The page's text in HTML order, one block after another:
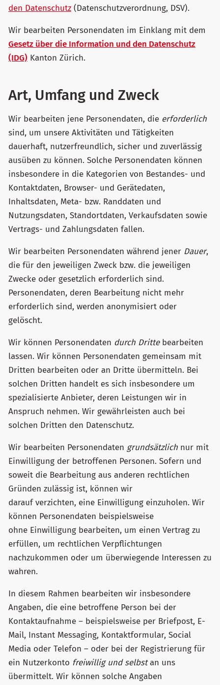
den Datenschutz (Datenschutzverordnung, DSV).
Wir bearbeiten Personendaten im Einklang mit dem
Gesetz über die Information und den Datenschutz
(IDG) Kanton Zürich.
Art, Umfang und Zweck
Wir bearbeiten jene Personendaten, die erforderlich
sind, um unsere Aktivitäten und Tätigkeiten
dauerhaft, nutzerfreundlich, sicher und zuverlässig
ausüben zu können. Solche Personendaten können
insbesondere in die Kategorien von Bestandes- und
Kontaktdaten, Browser- und Gerätedaten,
Inhaltsdaten, Meta- bzw. Randdaten und
Nutzungsdaten, Standortdaten, Verkaufsdaten sowie
Vertrags- und Zahlungsdaten fallen.
Wir bearbeiten Personendaten während jener Dauer,
die für den jeweiligen Zweck bzw. die jeweiligen
Zwecke oder gesetzlich erforderlich sind.
Personendaten, deren Bearbeitung nicht mehr
erforderlich sind, werden anonymisiert oder
gelöscht.
Wir können Personendaten durch Drittebearbeiten
lassen. Wir können Personendaten gemeinsam mit
Dritten bearbeiten oder an Dritte übermitteln. Bei
solchen Dritten handelt es sich insbesondere um
spezialisierte Anbieter, deren Leistungen wir in
Anspruch nehmen. Wir gewährleisten auch bei
solchen Dritten den Datenschutz.
Wir bearbeiten Personendaten grundsätzlich nur mit
Einwilligung der betroffenen Personen. Sofern und
soweit die Bearbeitung aus anderen rechtlichen
Gründen zulässig ist, können wir
darauf verzichten, eine Einwilligung einzuholen. Wir
können Personendaten beispielsweise
ohne Einwilligung bearbeiten, um einen Vertrag zu
erfüllen, um rechtlichen Verpflichtungen
nachzukommen oder um überwiegende Interessen zu
wahren.
In diesem Rahmen bearbeiten wir insbesondere
Angaben, die eine betroffene Person bei der
Kontaktaufnahme – beispielsweise per Briefpost, E-
Mail, Instant Messaging, Kontaktformular, Social
Media oder Telefon – oder bei der Registrierung für
ein Nutzerkonto freiwillig und selbstan uns
übermittelt. Wir können solche Angaben